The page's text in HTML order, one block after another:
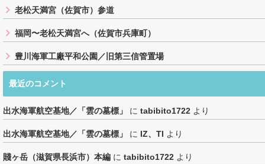
老松天満宮（佐賀市）参道
福岡〜老松天満宮へ（佐賀市兵庫町）
豊川海軍工廠平和公園／旧第三信管置場
最近のコメント
出水海軍航空基地／「雲の墓標」 に tabibito1722 より
出水海軍航空基地／「雲の墓標」 に IZ、TI より
賤ヶ岳（滋賀県長浜市）本編 に tabibito1722 より